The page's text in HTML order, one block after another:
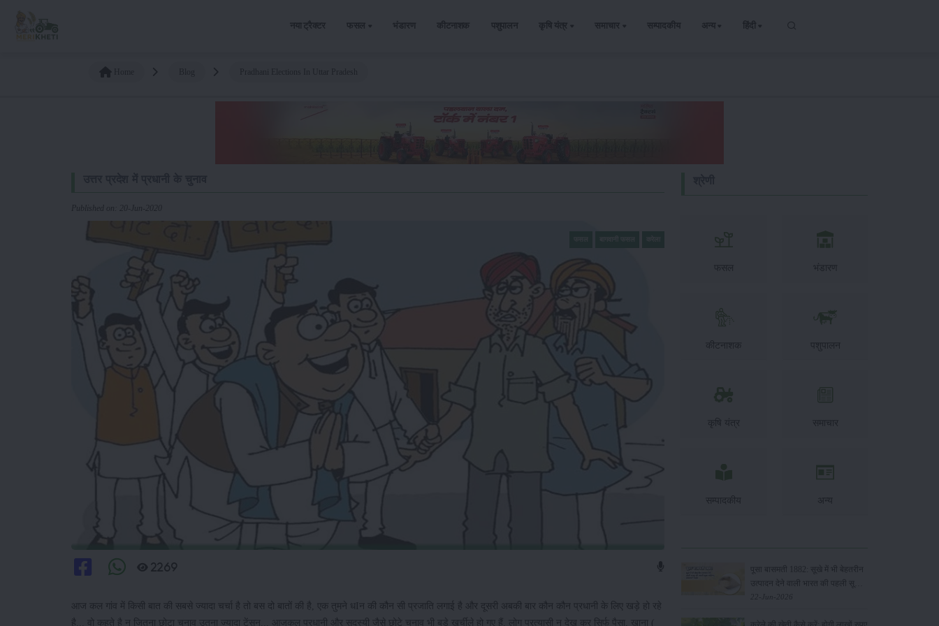
नया ट्रैक्टर फसल भंडारण कीटनाशक पशुपालन कृषि यंत्र समाचार सम्पादकीय अन्य हिंदी
Published on: 20-Jun-2020
2269
आज कल गांव में किसी बात की सबसे ज्यादा चर्चा है तो बस दो बातों की है, एक तुमने धIन की कौन सी प्रजाति लगाई है और दूसरी अबकी बार कौन कौन प्रधानी के लिए खड़े हो रहे
है... वो कहते है न जितना छोटा चुनाव उतना ज्यादा टेंसन... आजकल प्रधानी और सदस्यी जैसे छोटे चुनाव भी बड़े खर्चीले हो गए हैं. लोग प्रत्यासी न देख कर सिर्फ पैसा, खाना (
फसल भंडारण
कीटनाशक पशुपालन
कृषि यंत्र समाचार
सम्पादकीय अन्य
पूसा बासमती 1882: सूखे में भी बेहतरीन
उत्पादन देने वाली भारत की पहली सूखा-
सहिष्णु बासमती किस्म
22-Jun-2026